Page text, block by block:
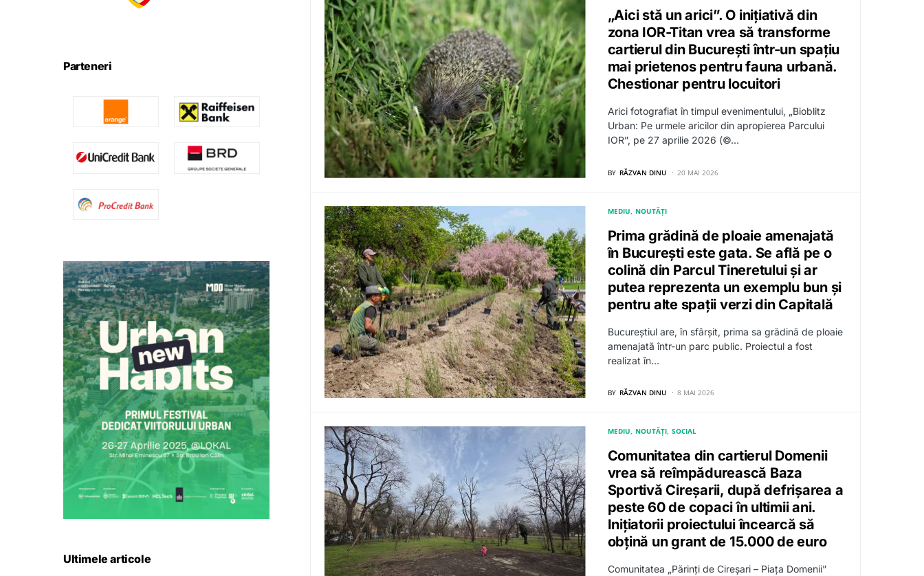
„Aici stă un arici”. O inițiativă din
zona IOR-Titan vrea să transforme
cartierul din București într-un spațiu
mai prietenos pentru fauna urbană.
Chestionar pentru locuitori
Arici fotografiat în timpul evenimentului, „Bioblitz
Urban: Pe urmele aricilor din apropierea Parcului
IOR”, pe 27 aprilie 2026 (©…
BY RĂZVAN DINU 20 MAI 2026
MEDIU NOUTĂȚI
Prima grădină de ploaie amenajată
în București este gata. Se află pe o
colină din Parcul Tineretului și ar
putea reprezenta un exemplu bun și
pentru alte spații verzi din Capitală
Bucureștiul are, în sfârșit, prima sa grădină de ploaie
amenajată într-un parc public. Proiectul a fost
realizat în…
BY RĂZVAN DINU 8 MAI 2026
MEDIU NOUTĂȚI SOCIAL
Comunitatea din cartierul Domenii
vrea să reîmpădurească Baza
Sportivă Cireșarii, după defrișarea a
peste 60 de copaci în ultimii ani.
Inițiatorii proiectului încearcă să
obțină un grant de 15.000 de euro
Comunitatea „Părinți de Cireșari – Piața Domenii”
Parteneri
Ultimele articole